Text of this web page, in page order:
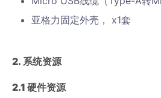
亚格力固定外壳， x1套
2. 系统资源
2.1 硬件资源